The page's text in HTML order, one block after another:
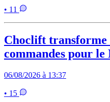
• 11
Choclift transforme
commandes pour le
06/08/2026 à 13:37
• 15